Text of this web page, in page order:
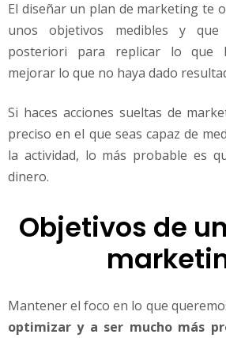
El diseñar un plan de marketing te
unos objetivos medibles y
posteriori para replicar lo que
mejorar lo que no haya dado
Si haces acciones sueltas de
preciso en el que seas capaz de
la actividad, lo más probable es
dinero.
Objetivos de
Mantener el foco en lo que
optimizar y a ser mucho más